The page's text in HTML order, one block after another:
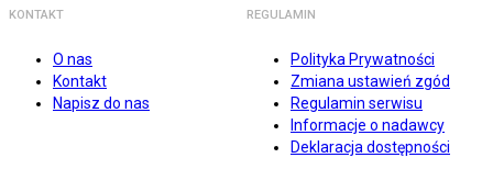
KONTAKT
O nas
Kontakt
Napisz do nas
REGULAMIN
Polityka Prywatności
Zmiana ustawień zgód
Regulamin serwisu
Informacje o nadawcy
Deklaracja dostępności